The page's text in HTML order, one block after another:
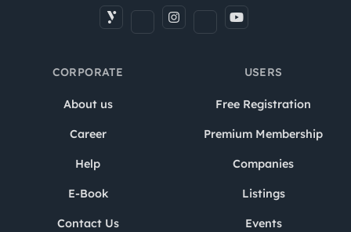
CORPORATE
About us
Career
Help
E-Book
Contact Us
USERS
Free Registration
Premium Membership
Companies
Listings
Events